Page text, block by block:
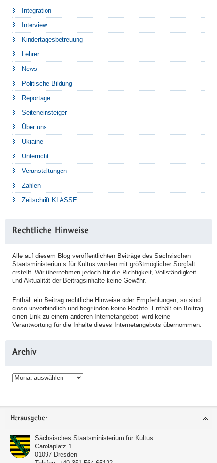
Integration
Interview
Kindertagesbetreuung
Lehrer
News
Politische Bildung
Reportage
Seiteneinsteiger
Über uns
Ukraine
Unterricht
Veranstaltungen
Zahlen
Zeitschrift KLASSE
Rechtliche Hinweise
Alle auf diesem Blog veröffentlichten Beiträge des Sächsischen
Staatsministeriums für Kultus wurden mit größtmöglicher Sorgfalt
erstellt. Wir übernehmen jedoch für die Richtigkeit, Vollständigkeit
und Aktualität der Beitragsinhalte keine Gewähr.
Enthält ein Beitrag rechtliche Hinweise oder Empfehlungen, so sind
diese unverbindlich und begründen keine Rechte. Enthält ein Beitrag
einen Link zu einem anderen Internetangebot, wird keine
Verantwortung für die Inhalte dieses Internetangebots übernommen.
Archiv
Archiv
Service
Herausgeber
Sächsisches Staatsministerium für Kultus
Carolaplatz 1
01097 Dresden